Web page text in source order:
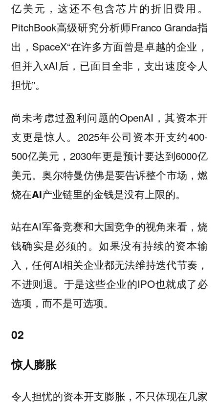
亿美元，这还不包含芯片的折旧费用。
PitchBook高级研究分析师Franco Granda指
出，SpaceX“在许多方面曾是卓越的企业，
但并入xAI后，已面目全非，支出速度令人
担忧”。
尚未考虑过盈利问题的OpenAI，其资本开
支更是惊人。2025年公司资本开支约400-
500亿美元，2030年更是预计要达到6000亿
美元。奥尔特曼仿佛是要告诉整个市场，燃
烧在AI产业链里的金钱是没有上限的。
站在AI军备竞赛和大国竞争的视角来看，烧
钱确实是必须的。如果没有持续的资本输
入，任何AI相关企业都无法维持迭代节奏，
不进则退。于是这些企业的IPO也就成了必
选项，而不是可选项。
02
惊人膨胀
令人担忧的资本开支膨胀，不只体现在几家